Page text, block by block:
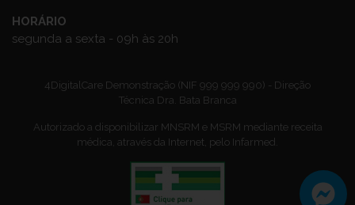
HORÁRIO
segunda a sexta - 09h às 20h
4DigitalCare Demonstração (NIF 999 999 990) - Direção
Técnica Dra. Bata Branca
Autorizado a disponibilizar MNSRM e MSRM mediante receita
médica, através da Internet, pelo Infarmed.